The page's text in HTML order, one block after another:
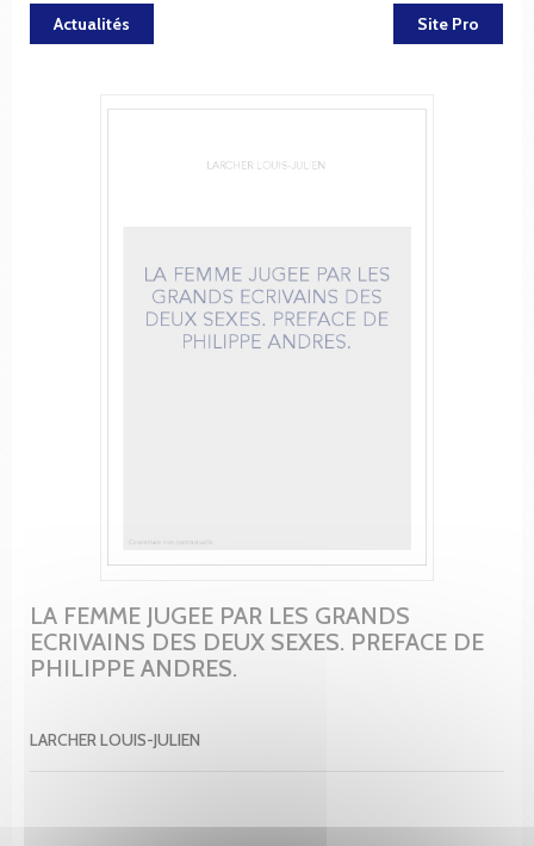
Actualités Site Pro
LA FEMME JUGEE PAR LES GRANDS
ECRIVAINS DES DEUX SEXES. PREFACE DE
PHILIPPE ANDRES.
LARCHER LOUIS-JULIEN